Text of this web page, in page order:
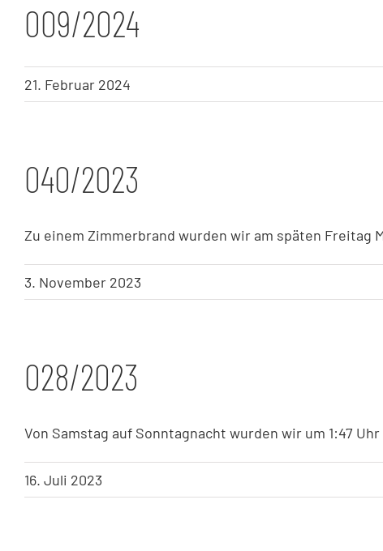
009/2024
21. Februar 2024
040/2023
Zu einem Zimmerbrand wurden wir am späten Freitag
3. November 2023
028/2023
Von Samstag auf Sonntagnacht wurden wir um 1:47
16. Juli 2023